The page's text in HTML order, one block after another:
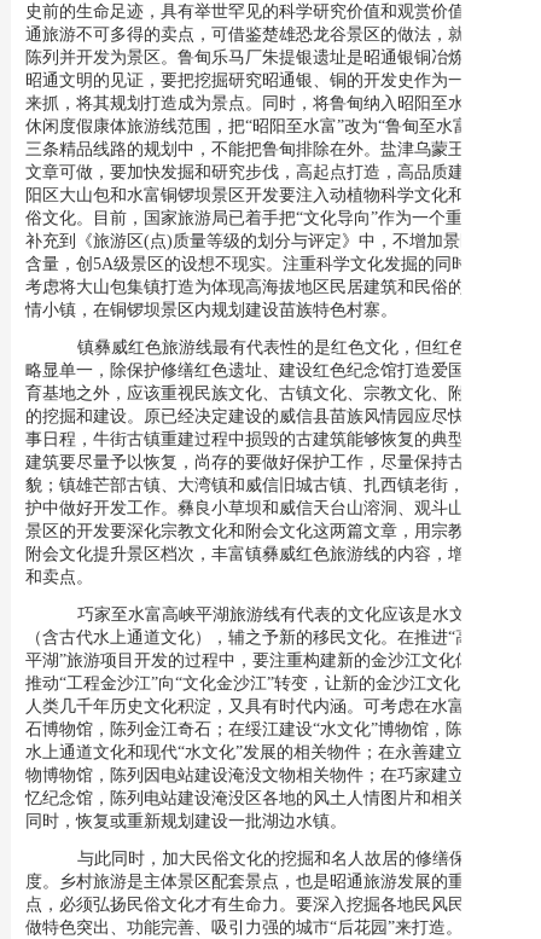
史前的生命足迹，具有举世罕见的科学研究价值和观赏价值，是昭
通旅游不可多得的卖点，可借鉴楚雄恐龙谷景区的做法，就地发掘
陈列并开发为景区。鲁甸乐马厂朱提银遗址是昭通银铜冶炼文化和
昭通文明的见证，要把挖掘研究昭通银、铜的开发史作为一件大事
来抓，将其规划打造成为景点。同时，将鲁甸纳入昭阳至水富观光
休闲度假康体旅游线范围，把“昭阳至水富”改为“鲁甸至水富”，在
三条精品线路的规划中，不能把鲁甸排除在外。盐津乌蒙王城大有
文章可做，要加快发掘和研究步伐，高起点打造，高品质建设。昭
阳区大山包和水富铜锣坝景区开发要注入动植物科学文化和民族民
俗文化。
目前，国家旅游局已着手把“文化导向”作为一个重要内容
补充到《旅游区(点)质量等级的划分与评定》中，不增加景区文化
含量，创5A级景区的设想不现实。注重科学文化发掘的同时，可
考虑将大山包集镇打造为体现高海拔地区民居建筑和民俗的特色风
情小镇，在铜锣坝景区内规划建设苗族特色村寨。
镇彝威红色旅游线最有代表性的是红色文化，但红色文化
略显单一，除保护修缮红色遗址、建设红色纪念馆打造爱国主义教
育基地之外，应该重视民族文化、古镇文化、宗教文化、附会文化
的挖掘和建设。原已经决定建设的威信县苗族风情园应尽快纳入议
事日程，牛街古镇重建过程中损毁的古建筑能够恢复的典型传统古
建筑要尽量予以恢复，尚存的要做好保护工作，尽量保持古镇古
貌；镇雄芒部古镇、大湾镇和威信旧城古镇、扎西镇老街，要在保
护中做好开发工作。彝良小草坝和威信天台山溶洞、观斗山石雕群
景区的开发要深化宗教文化和附会文化这两篇文章，用宗教文化和
附会文化提升景区档次，丰富镇彝威红色旅游线的内容，增强看点
和卖点。
巧家至水富高峡平湖旅游线有代表的文化应该是水文化
（含古代水上通道文化），辅之予新的移民文化。在推进“高峡出
平湖”旅游项目开发的过程中，要注重构建新的金沙江文化体系，
推动“工程金沙江”向“文化金沙江”转变，让新的金沙江文化既传承
人类几千年历史文化积淀，又具有时代内涵。 可考虑在水富建设奇
石博物馆，陈列金江奇石；在绥江建设“水文化”博物馆，陈列古代
水上通道文化和现代“水文化”发展的相关物件；在永善建立水底文
物博物馆，陈列因电站建设淹没文物相关物件；在巧家建立移民记
忆纪念馆，陈列电站建设淹没区各地的风土人情图片和相关物件。
同时，恢复或重新规划建设一批湖边水镇。
与此同时，加大民俗文化的挖掘和名人故居的修缮保护力
度。乡村旅游是主体景区配套景点，也是昭通旅游发展的重要节
点，必须弘扬民俗文化才有生命力。要深入挖掘各地民风民俗，当
做特色突出、功能完善、吸引力强的城市“后花园”来打造。